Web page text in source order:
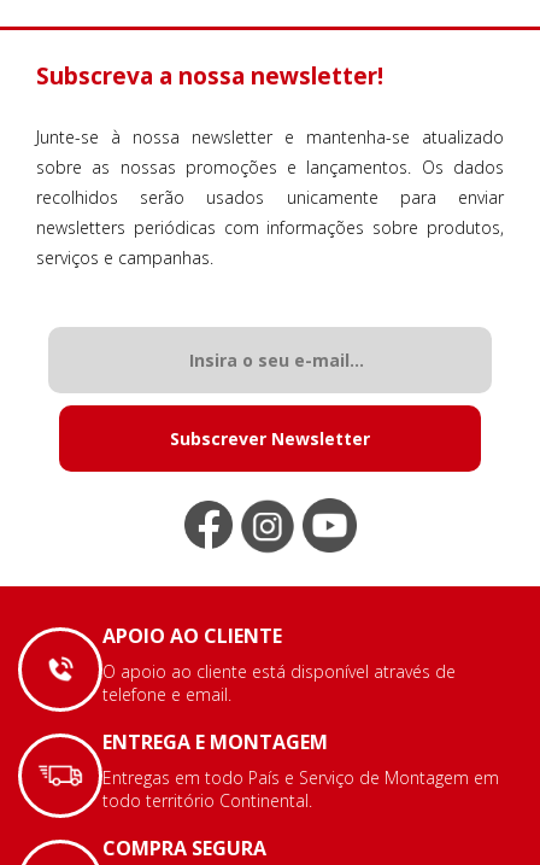
Subscreva a nossa newsletter!
Junte-se à nossa newsletter e mantenha-se atualizado
sobre as nossas promoções e lançamentos. Os dados
recolhidos serão usados unicamente para enviar
newsletters periódicas com informações sobre produtos,
serviços e campanhas.
Subscrever Newsletter
APOIO AO CLIENTE
O apoio ao cliente está disponível através de
telefone e email.
ENTREGA E MONTAGEM
Entregas em todo País e Serviço de Montagem em
todo território Continental.
COMPRA SEGURA